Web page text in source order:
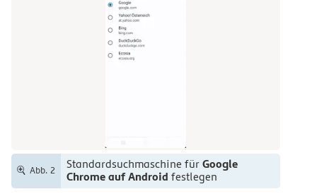
Abb. 2 Standardsuchmaschine für Google
Chrome auf Android festlegen